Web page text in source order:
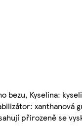
Kyselina:
xanthanová
přirozeně se